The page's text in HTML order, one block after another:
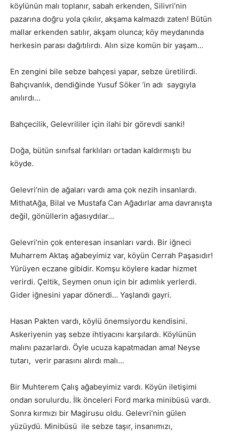
köylünün malı toplanır, sabah erkenden, Silivri’nin
pazarına doğru yola çıkılır, akşama kalmazdı zaten! Bütün
mallar erkenden satılır, akşam olunca; köy meydanında
herkesin parası dağıtılırdı. Alın size komün bir yaşam…
En zengini bile sebze bahçesi yapar, sebze üretilirdi.
Bahçıvanlık, dendiğinde Yusuf Söker ’in adı saygıyla
anılırdı…
Bahçecilik, Gelevrililer için ilahi bir görevdi sanki!
Doğa, bütün sınıfsal farklıları ortadan kaldırmıştı bu
köyde.
Gelevri’nin de ağaları vardı ama çok nezih insanlardı.
MithatAğa, Bilal ve Mustafa Can Ağadırlar ama davranışta
değil, gönüllerin ağasıydılar…
Gelevri’nin çok enteresan insanları vardı. Bir iğneci
Muharrem Aktaş ağabeyimiz var, köyün Cerrah Paşasıdır!
Yürüyen eczane gibidir. Komşu köylere kadar hizmet
verirdi. Çeltik, Seymen onun için bir adımlık yerlerdi.
Gider iğnesini yapar dönerdi… Yaşlandı gayri.
Hasan Pakten vardı, köylü önemsiyordu kendisini.
Askeriyenin yaş sebze ihtiyacını karşılardı. Köylünün
malını pazarlardı. Öyle ucuza kapatmadan ama! Neyse
tutarı, verir parasını alırdı malı…
Bir Muhterem Çalış ağabeyimiz vardı. Köyün iletişimi
ondan sorulurdu. İlk önceleri Ford marka minibüsü vardı.
Sonra kırmızı bir Magirusu oldu. Gelevri’nin gülen
yüzüydü. Minibüsü ile sebze taşır, insanımızı,